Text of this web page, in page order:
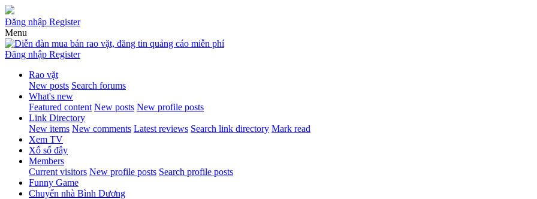
Đăng nhập Register
Menu
Đăng nhập Register
Rao vặt
New posts Search forums
What's new
Featured content New posts New profile posts
Link Directory
New items New comments Latest reviews Search link directory Mark read
Xem TV
Xổ số đây
Members
Current visitors New profile posts Search profile posts
Funny Game
Chuyển nhà Bình Dương